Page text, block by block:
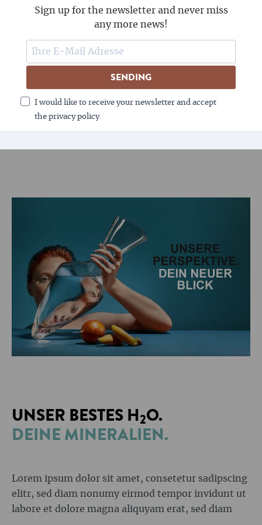
Sign up for the newsletter and never miss
any more news!
SENDING
I would like to receive your newsletter and accept
the privacy policy.
PPM und Kaffee aus dem Siebträger.
UNSER BESTES H2O.
DEINE MINERALIEN.
Lorem ipsum dolor sit amet, consetetur sadipscing
elitr, sed diam nonumy eirmod tempor invidunt ut
labore et dolore magna aliquyam erat, sed diam